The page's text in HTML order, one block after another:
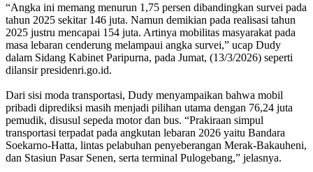
“Angka ini memang menurun 1,75 persen dibandingkan survei pada
tahun 2025 sekitar 146 juta. Namun demikian pada realisasi tahun
2025 justru mencapai 154 juta. Artinya mobilitas masyarakat pada
masa lebaran cenderung melampaui angka survei,” ucap Dudy
dalam Sidang Kabinet Paripurna, pada Jumat, (13/3/2026) seperti
dilansir presidenri.go.id.
Dari sisi moda transportasi, Dudy menyampaikan bahwa mobil
pribadi diprediksi masih menjadi pilihan utama dengan 76,24 juta
pemudik, disusul sepeda motor dan bus. “Prakiraan simpul
transportasi terpadat pada angkutan lebaran 2026 yaitu Bandara
Soekarno-Hatta, lintas pelabuhan penyeberangan Merak-Bakauheni,
dan Stasiun Pasar Senen, serta terminal Pulogebang,” jelasnya.